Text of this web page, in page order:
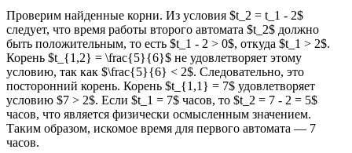
Проверим найденные корни. Из условия $t_2 = t_1 - 2$
следует, что время работы второго автомата $t_2$ должно
быть положительным, то есть $t_1 - 2 > 0$, откуда $t_1 > 2$.
Корень $t_{1,2} = \frac{5}{6}$ не удовлетворяет этому
условию, так как $\frac{5}{6} < 2$. Следовательно, это
посторонний корень. Корень $t_{1,1} = 7$ удовлетворяет
условию $7 > 2$. Если $t_1 = 7$ часов, то $t_2 = 7 - 2 = 5$
часов, что является физически осмысленным значением.
Таким образом, искомое время для первого автомата — 7
часов.